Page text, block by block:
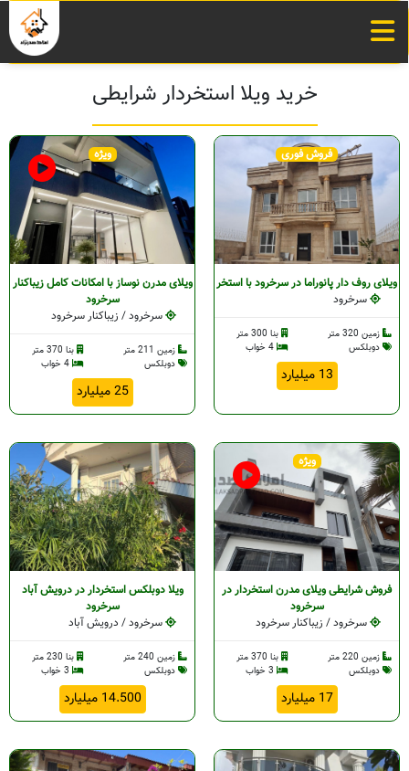
خرید ویلا استخردار شرایطی
فروش فوری
ویلای روف دار پانوراما در سرخرود با استخر
سرخرود
زمین 320 متر
بنا 300 متر
دوبلکس
13 میلیارد
ویژه
ویلای مدرن نوساز با امکانات کامل زیباکنار
سرخرود
سرخرود / زیباکنار سرخرود
زمین 211 متر
بنا 370 متر
دوبلکس
25 میلیارد
ویژه
فروش شرایطی ویلای مدرن استخردار در
سرخرود
سرخرود / زیباکنار سرخرود
زمین 220 متر
بنا 370 متر
دوبلکس
17 میلیارد
ویلا دوبلکس استخردار در درویش آباد
سرخرود
سرخرود / درویش آباد
زمین 240 متر
بنا 230 متر
دوبلکس
14.500 میلیارد